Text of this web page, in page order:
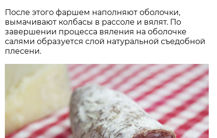
После этого фаршем наполняют оболочки,
вымачивают колбасы в рассоле и вялят. По
завершении процесса вяления на оболочке
салями образуется слой натуральной съедобной
плесени.